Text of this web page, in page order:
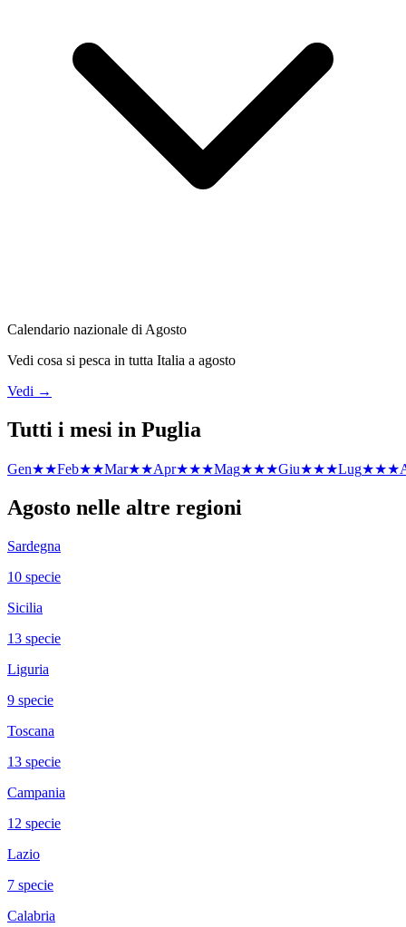
Calendario nazionale di Agosto
Vedi cosa si pesca in tutta Italia a agosto
Vedi →
Tutti i mesi in Puglia
Gen★★Feb★★Mar★★Apr★★★Mag★★★Giu★★★Lug★★★
Agosto nelle altre regioni
Sardegna
10 specie
Sicilia
13 specie
Liguria
9 specie
Toscana
13 specie
Campania
12 specie
Lazio
7 specie
Calabria